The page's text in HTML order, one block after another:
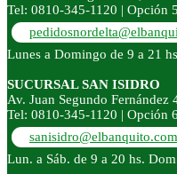
Tel: 0810-345-1120 | Opción 5
Lunes a Domingo de 9 a 21
SUCURSAL SAN ISIDRO
Av. Juan Segundo Fernández
Tel: 0810-345-1120 | Opción 6
Lun. a Sáb. de 9 a 20 hs.